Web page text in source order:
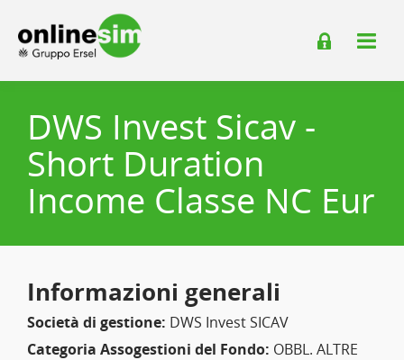
DWS Invest Sicav -
Short Duration
Income Classe NC Eur
Informazioni generali
Società di gestione: DWS Invest SICAV
Categoria Assogestioni del Fondo: OBBL. ALTRE